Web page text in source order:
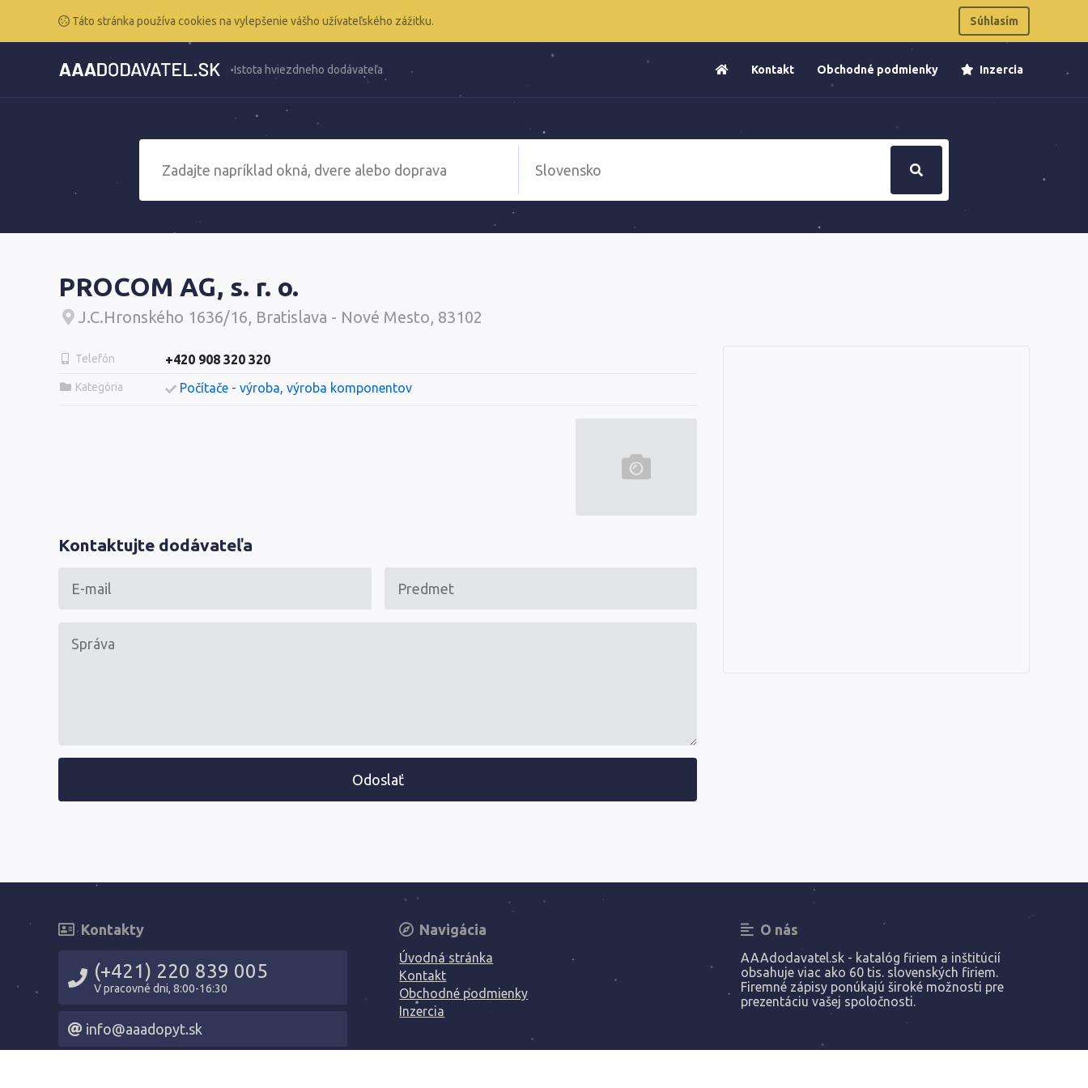
Táto stránka používa cookies na vylepšenie vášho užívateľského zážitku. Súhlasím
Istota hviezdneho dodávateľa Kontakt Obchodné podmienky Inzercia
PROCOM AG, s. r. o.
J.C.Hronského 1636/16, Bratislava - Nové Mesto, 83102
Telefón +420 908 320 320
Kategória Počítače - výroba, výroba komponentov
Kontaktujte dodávateľa
Odoslať
Kontakty
(+421) 220 839 005
V pracovné dni, 8:00-16:30
info@aaadopyt.sk
Navigácia
Úvodná stránka
Kontakt
Obchodné podmienky
Inzercia
O nás
AAAdodavatel.sk - katalóg firiem a inštitúcií
obsahuje viac ako 60 tis. slovenských firiem.
Firemné zápisy ponúkajú široké možnosti pre
prezentáciu vašej spoločnosti.